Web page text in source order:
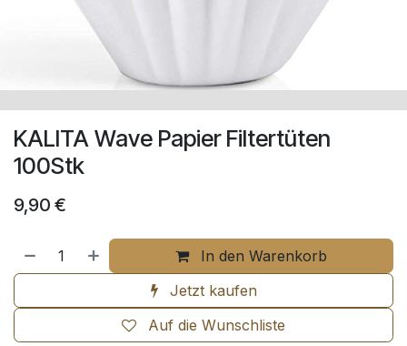
KALITA Wave Papier Filtertüten
100Stk
9,90 €
In den Warenkorb
Jetzt kaufen
Auf die Wunschliste